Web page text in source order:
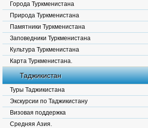
Города Туркменистана
Природа Туркменистана
Памятники Туркменистана
Заповедники Туркменистана
Культура Туркменистана
Карта Туркменистана.
Таджикистан
Туры Таджикистана
Экскурсии по Таджикистану
Визовая поддержка
Средняя Азия.